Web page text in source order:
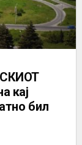
кај
бил